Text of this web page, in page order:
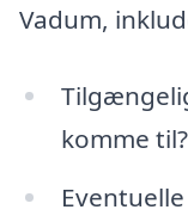
Vadum,
komme til?